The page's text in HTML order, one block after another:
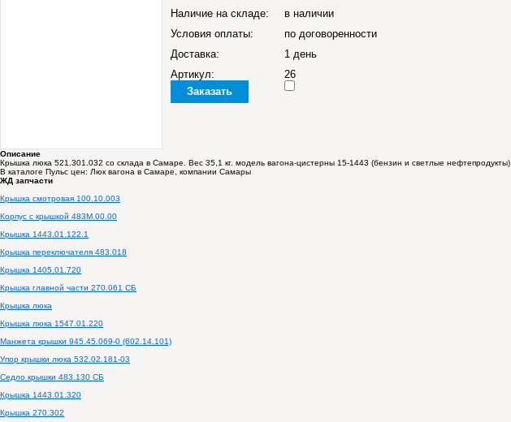
Наличие на складе:
в наличии
Условия оплаты:
по договоренности
Доставка:
1 день
Артикул:
26
Заказать
Описание
Крышка люка 521.301.032 со склада в Самаре. Вес 35,1 кг. модель вагона-цистерны 15-1443 (бензин и светлые нефтепродукты)
В каталоге Пульс цен: Люк вагона в Самаре, компании Самары
ЖД запчасти
Крышка смотровая 100.10.003
Корпус с крышкой 483М.00.00
Крышка 1443.01.122.1
Крышка переключателя 483.018
Крышка 1405.01.720
Крышка главной части 270.061 СБ
Крышка люка
Крышка люка 1547.01.220
Манжета крышки 945.45.069-0 (602.14.101)
Упор крышки люка 532.02.181-03
Седло крышки 483.130 СБ
Крышка 1443.01.320
Крышка 270.302